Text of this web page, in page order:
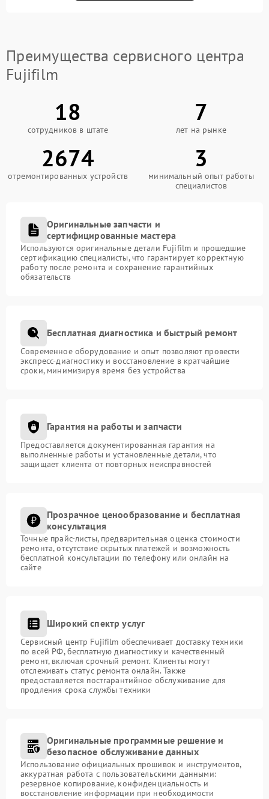
Преимущества сервисного центра
Fujifilm
18
сотрудников в штате
7
лет на рынке
2674
отремонтированных устройств
3
минимальный опыт работы
специалистов
Оригинальные запчасти и
сертифицированные мастера
Используются оригинальные детали Fujifilm и прошедшие
сертификацию специалисты, что гарантирует корректную
работу после ремонта и сохранение гарантийных
обязательств
Бесплатная диагностика и быстрый ремонт
Современное оборудование и опыт позволяют провести
экспресс-диагностику и восстановление в кратчайшие
сроки, минимизируя время без устройства
Гарантия на работы и запчасти
Предоставляется документированная гарантия на
выполненные работы и установленные детали, что
защищает клиента от повторных неисправностей
Прозрачное ценообразование и бесплатная
консультация
Точные прайс-листы, предварительная оценка стоимости
ремонта, отсутствие скрытых платежей и возможность
бесплатной консультации по телефону или онлайн на
сайте
Широкий спектр услуг
Сервисный центр Fujifilm обеспечивает доставку техники
по всей РФ, бесплатную диагностику и качественный
ремонт, включая срочный ремонт. Клиенты могут
отслеживать статус ремонта онлайн. Также
предоставляется постгарантийное обслуживание для
продления срока службы техники
Оригинальные программные решение и
безопасное обслуживание данных
Использование официальных прошивок и инструментов,
аккуратная работа с пользовательскими данными:
резервное копирование, конфиденциальность и
восстановление информации при необходимости